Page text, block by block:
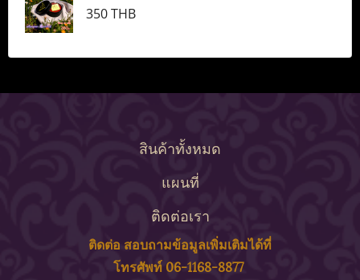
350 THB
สินค้าทั้งหมด
แผนที่
ติดต่อเรา
ติดต่อ สอบถามข้อมูลเพิ่มเติมได้ที่
โทรศัพท์ 06-1168-8877